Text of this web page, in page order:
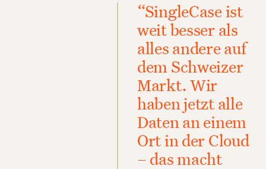
“SingleCase ist
weit besser als
alles andere auf
dem Schweizer
Markt. Wir
haben jetzt alle
Daten an einem
Ort in der Cloud
– das macht